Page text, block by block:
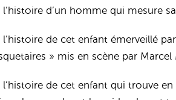
l’histoire d’un homme qui mesure
l’histoire de cet enfant émerveillé
» mis en scène par Marcel
l’histoire de cet enfant qui trouve